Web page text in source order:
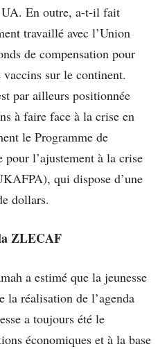
En outre, a-t-il fait
travaillé avec l’Union
de compensation pour
sur le continent.
par ailleurs positionnée
à faire face à la crise en
le Programme de
l’ajustement à la crise
qui dispose d’une
dollars.
ZLECAF
a estimé que la jeunesse
la réalisation de l’agenda
a toujours été le
économiques et à la base